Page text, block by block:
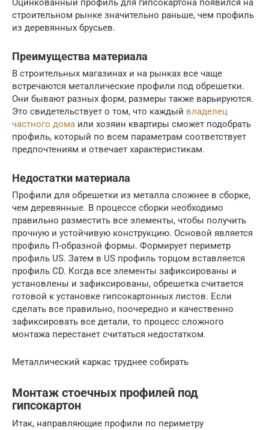
Оцинкованный профиль для гипсокартона появился на
строительном рынке значительно раньше, чем профиль
из деревянных брусьев.
Преимущества материала
В строительных магазинах и на рынках все чаще
встречаются металлические профили под обрешетки.
Они бывают разных форм, размеры также варьируются.
Это свидетельствует о том, что каждый владелец
частного дома или хозяин квартиры сможет подобрать
профиль, который по всем параметрам соответствует
предпочтениям и отвечает характеристикам.
Недостатки материала
Профили для обрешетки из металла сложнее в сборке,
чем деревянные. В процессе сборки необходимо
правильно разместить все элементы, чтобы получить
прочную и устойчивую конструкцию. Основой является
профиль П-образной формы. Формирует периметр
профиль US. Затем в US профиль торцом вставляется
профиль CD. Когда все элементы зафиксированы и
установлены и зафиксированы, обрешетка считается
готовой к установке гипсокартонных листов. Если
сделать все правильно, поочередно и качественно
зафиксировать все детали, то процесс сложного
монтажа перестанет считаться недостатком.
Металлический каркас труднее собирать
Монтаж стоечных профилей под
гипсокартон
Итак, направляющие профили по периметру